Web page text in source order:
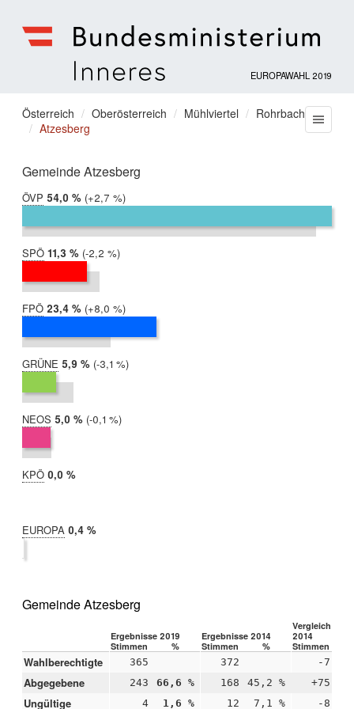
für
Inneres
EUROPAWAHL 2019
Sie
befinden
hier:
Österreich Oberösterreich Mühlviertel
Rohrbach
Atzesberg
Gemeinde Atzesberg
ÖVP 2019:
54,0 %
2014:
51,3 %
Differenz:
+2,7 %
SPÖ 2019:
11,3 %
2014:
13,5 %
Differenz:
-2,2 %
FPÖ 2019:
23,4 %
2014:
15,4 %
Differenz:
+8,0 %
GRÜNE 2019:
5,9 %
2014:
9,0 %
Differenz:
-3,1 %
NEOS 2019:
5,0 %
2014:
5,1 %
Differenz:
-0,1 %
KPÖ 2019:
0,0 %
EUROPA 2019:
0,4 %
Gemeinde Atzesberg
Ergebnisse 2019 Ergebnisse 2014
Vergleich
2014
Stimmen
% Stimmen % Stimmen
Wahlberechtigte 365 372 -7
Abgegebene 243 66,6 % 168 45,2 % +75
Ungültige 4 1,6 % 12 7,1 % -8